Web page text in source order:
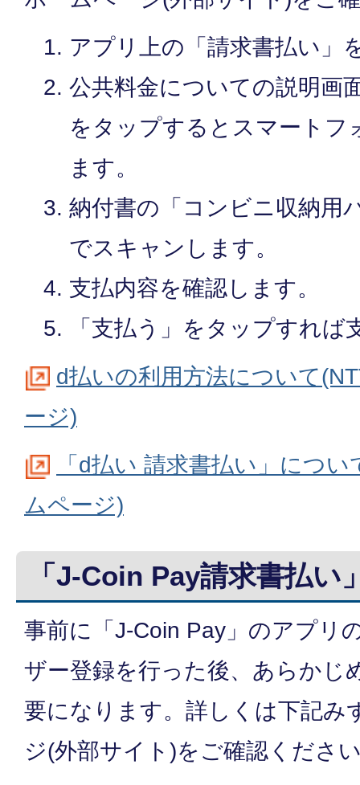
アプリ上の「請求書払い」
公共料金についての説明画
をタップするとスマートフ
ます。
納付書の「コンビニ収納用
でスキャンします。
支払内容を確認します。
「支払う」をタップすれ
d払いの利用方法について
ージ)
「d払い 請求書払い」につ
ムページ)
「J-Coin Pay請求書払い
事前に「J-Coin Pay」のアプリ
ザー登録を行った後、あらかじ
要になります。詳しくは下記み
ジ(外部サイト)をご確認くださ